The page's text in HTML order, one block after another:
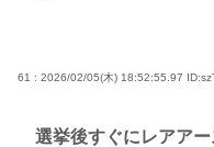
61 : 2026/02/05(木) 18:52:55.97
選挙後すぐにレアア